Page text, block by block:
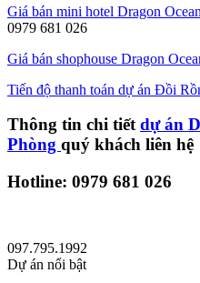
Giá bán mini hotel Dragon
0979 681 026
Giá bán shophouse Dragon
Tiến độ thanh toán dự án Đồi
Thông tin chi tiếtdự án
Phòng quý khách liên hệ
Hotline: 0979 681 026
097.795.1992
Dự án nổi bật